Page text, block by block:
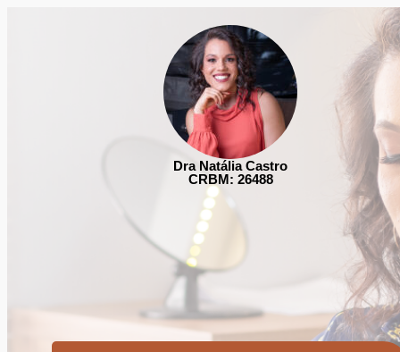
Dra Natália Castro
CRBM: 26488